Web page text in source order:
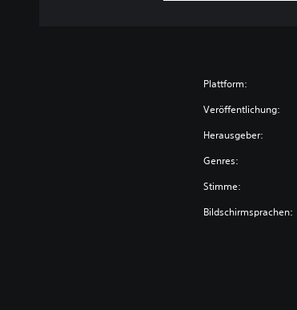
Plattform:
Veröffentlichung:
Herausgeber:
Genres:
Stimme:
Bildschirmsprachen: